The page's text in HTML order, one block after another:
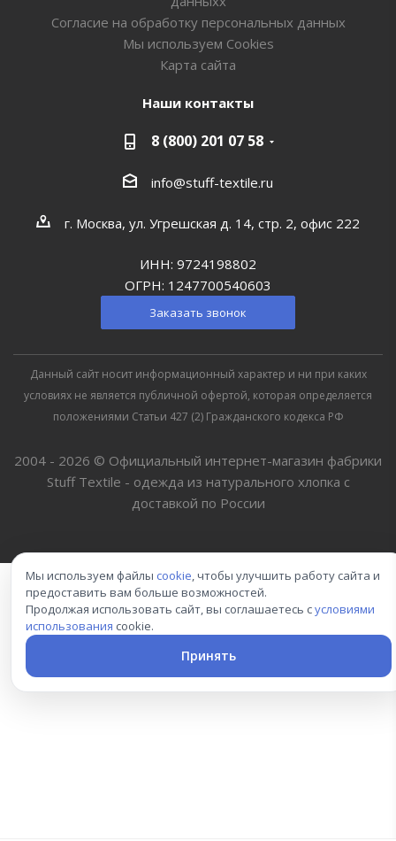
Согласие на обработку персональных данных
Мы используем Cookies
Карта сайта
Наши контакты
8 (800) 201 07 58
info@stuff-textile.ru
г. Москва, ул. Угрешская д. 14, стр. 2, офис 222
ИНН: 9724198802
ОГРН: 1247700540603
Заказать звонок
Данный сайт носит информационный характер и ни при каких
условиях не является публичной офертой, которая определяется
положениями Статьи 427 (2) Гражданского кодекса РФ
2004 - 2026 © Официальный интернет-магазин фабрики
Stuff Textile - одежда из натурального хлопка с
доставкой по России
Мы используем файлы cookie, чтобы улучшить работу сайта и
предоставить вам больше возможностей.
Продолжая использовать сайт, вы соглашаетесь сусловиями
использования cookie.
Принять